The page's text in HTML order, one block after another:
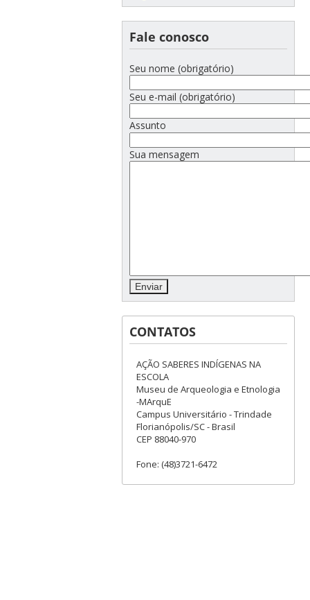
Fale conosco
Seu nome (obrigatório)
Seu e-mail (obrigatório)
Assunto
Sua mensagem
CONTATOS
AÇÃO SABERES INDÍGENAS NA
ESCOLA
Museu de Arqueologia e Etnologia
-MArquE
Campus Universitário - Trindade
Florianópolis/SC - Brasil
CEP 88040-970
Fone: (48)3721-6472